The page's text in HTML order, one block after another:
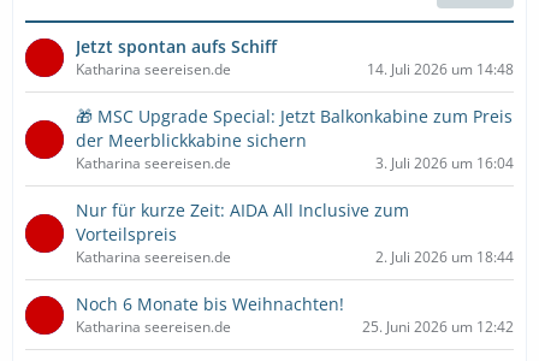
Jetzt spontan aufs Schiff
Katharina seereisen.de 14. Juli 2026 um 14:48
🎁 MSC Upgrade Special: Jetzt Balkonkabine zum Preis
der Meerblickkabine sichern
Katharina seereisen.de 3. Juli 2026 um 16:04
Nur für kurze Zeit: AIDA All Inclusive zum
Vorteilspreis
Katharina seereisen.de 2. Juli 2026 um 18:44
Noch 6 Monate bis Weihnachten!
Katharina seereisen.de 25. Juni 2026 um 12:42